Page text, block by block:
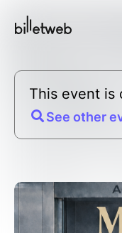
This event is
See other